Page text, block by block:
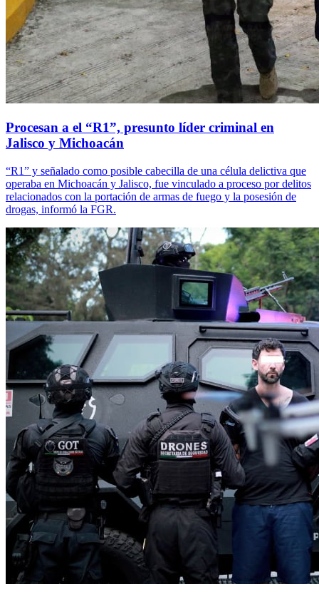
Procesan a el “R1”, presunto líder criminal en
Jalisco y Michoacán
“R1” y señalado como posible cabecilla de una célula delictiva que
operaba en Michoacán y Jalisco, fue vinculado a proceso por delitos
relacionados con la portación de armas de fuego y la posesión de
drogas, informó la FGR.